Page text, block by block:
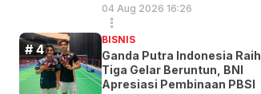
04 Aug 2026 16:26
BISNIS
Ganda Putra Indonesia Raih
Tiga Gelar Beruntun, BNI
Apresiasi Pembinaan PBSI